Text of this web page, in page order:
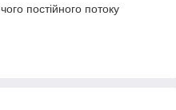
постійного потоку